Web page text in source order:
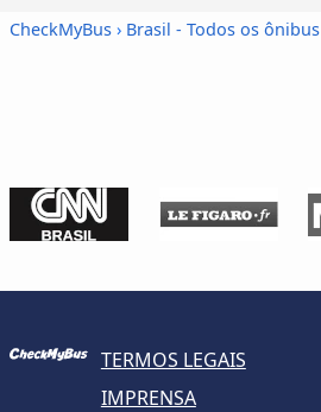
CheckMyBus › Brasil - Todos os ônibus
TERMOS LEGAIS
IMPRENSA